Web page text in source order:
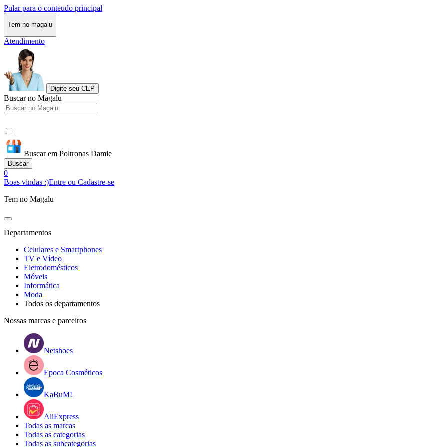
Pular para o conteudo principal
Tem no magalu
Atendimento
Digite seu CEP
Buscar no Magalu
Buscar em Poltronas Damie
Buscar
0
Boas vindas :)Entre ou Cadastre-se
Tem no Magalu
Departamentos
Celulares e Smartphones
TV e Vídeo
Eletrodomésticos
Móveis
Informática
Moda
Todos os departamentos
Nossas marcas e parceiros
Netshoes
Epoca Cosméticos
KaBuM!
AliExpress
Todas as marcas
Todas as categorias
Todas as subcategorias